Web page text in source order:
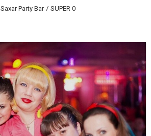
Saxar Party Bar SUPER 0